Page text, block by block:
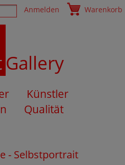
Anmelden Warenkorb
Gallery
Künstler
Qualität
- Selbstportrait